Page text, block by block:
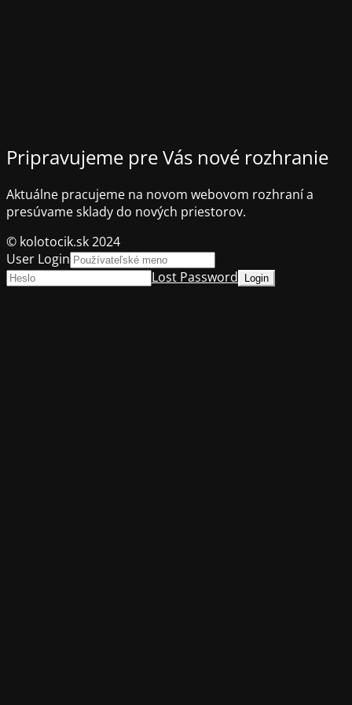
Pripravujeme pre Vás nové rozhranie
Aktuálne pracujeme na novom webovom rozhraní a
presúvame sklady do nových priestorov.
© kolotocik.sk 2024
User Login
Lost Password